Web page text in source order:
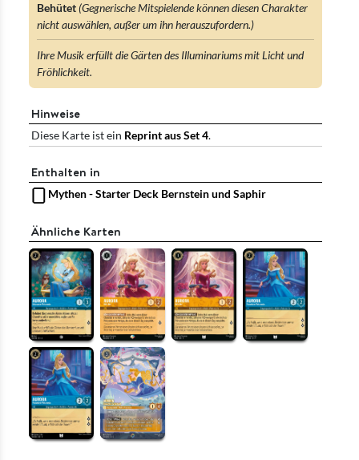
Behütet(Gegnerische Mitspielende können diesen Charakter
nicht auswählen, außer um ihn herauszufordern.)
Ihre Musik erfüllt die Gärten des Illuminariums mit Licht und
Fröhlichkeit.
Hinweise
Diese Karte ist ein Reprint aus Set 4.
Enthalten in
Mythen - Starter Deck Bernstein und Saphir
Ähnliche Karten